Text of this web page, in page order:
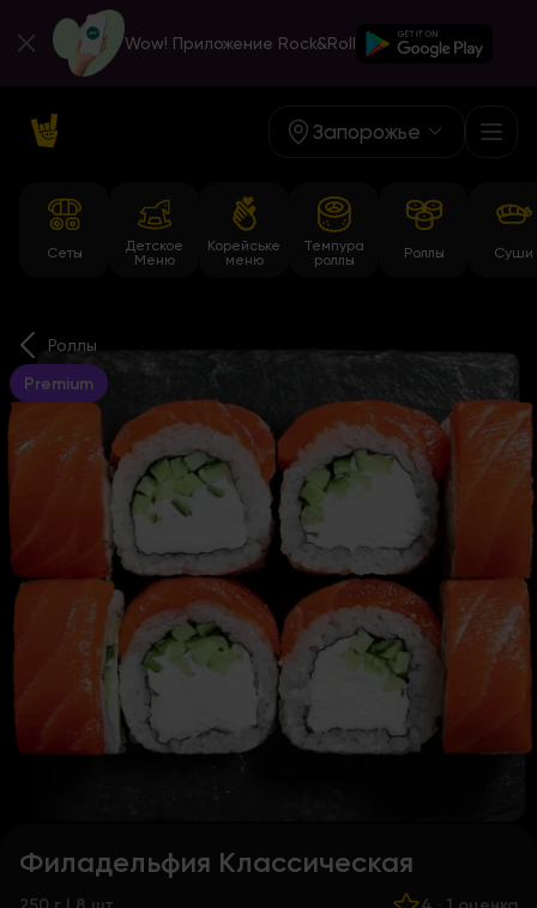
Wow! Приложение Rock&Roll
Запорожье
Сеты
Детское
Меню
Корейське
меню
Темпура
роллы
Роллы Суши
Роллы
Premium
Филадельфия Классическая